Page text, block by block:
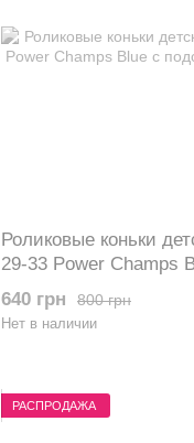
Роликовые коньки
29-33 Power Champs
колеса
800 грн
640 грн
Нет в наличии
РАСПРОДАЖА